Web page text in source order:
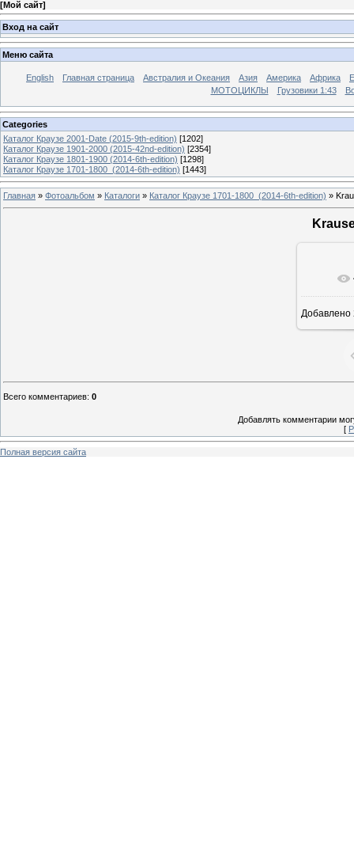
[Мой сайт]
Вход на сайт
Меню сайта
English Главная страница Австралия и Океания Азия Америка Африка
МОТОЦИКЛЫ
Грузовики 1:43
Categories
Каталог Краузе 2001-Date (2015-9th-edition) [1202]
Каталог Краузе 1901-2000 (2015-42nd-edition) [2354]
Каталог Краузе 1801-1900 (2014-6th-edition) [1298]
Каталог Краузе 1701-1800_(2014-6th-edition) [1443]
Главная » Фотоальбом » Каталоги » Каталог Краузе 1701-1800_(2014-6th-edition) »
Добавлено
Всего комментариев: 0
Добавлять комментарии
[
Полная версия сайта